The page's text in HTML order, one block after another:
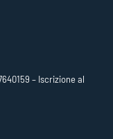
– Iscrizione al